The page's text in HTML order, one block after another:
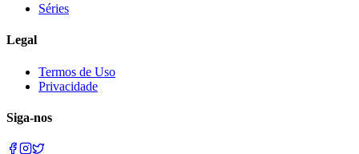
Séries
Legal
Termos de Uso
Privacidade
Siga-nos